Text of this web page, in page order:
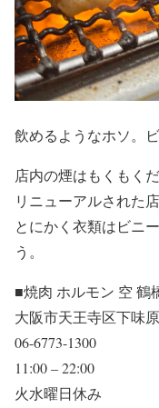
飲めるようなホソ。
店内の煙はもくもく
リニューアルされた
とにかく衣類はビニ
う。
■焼肉 ホルモン 空 鶴
大阪市天王寺区下味
06-6773-1300
11:00 – 22:00
火水曜日休み